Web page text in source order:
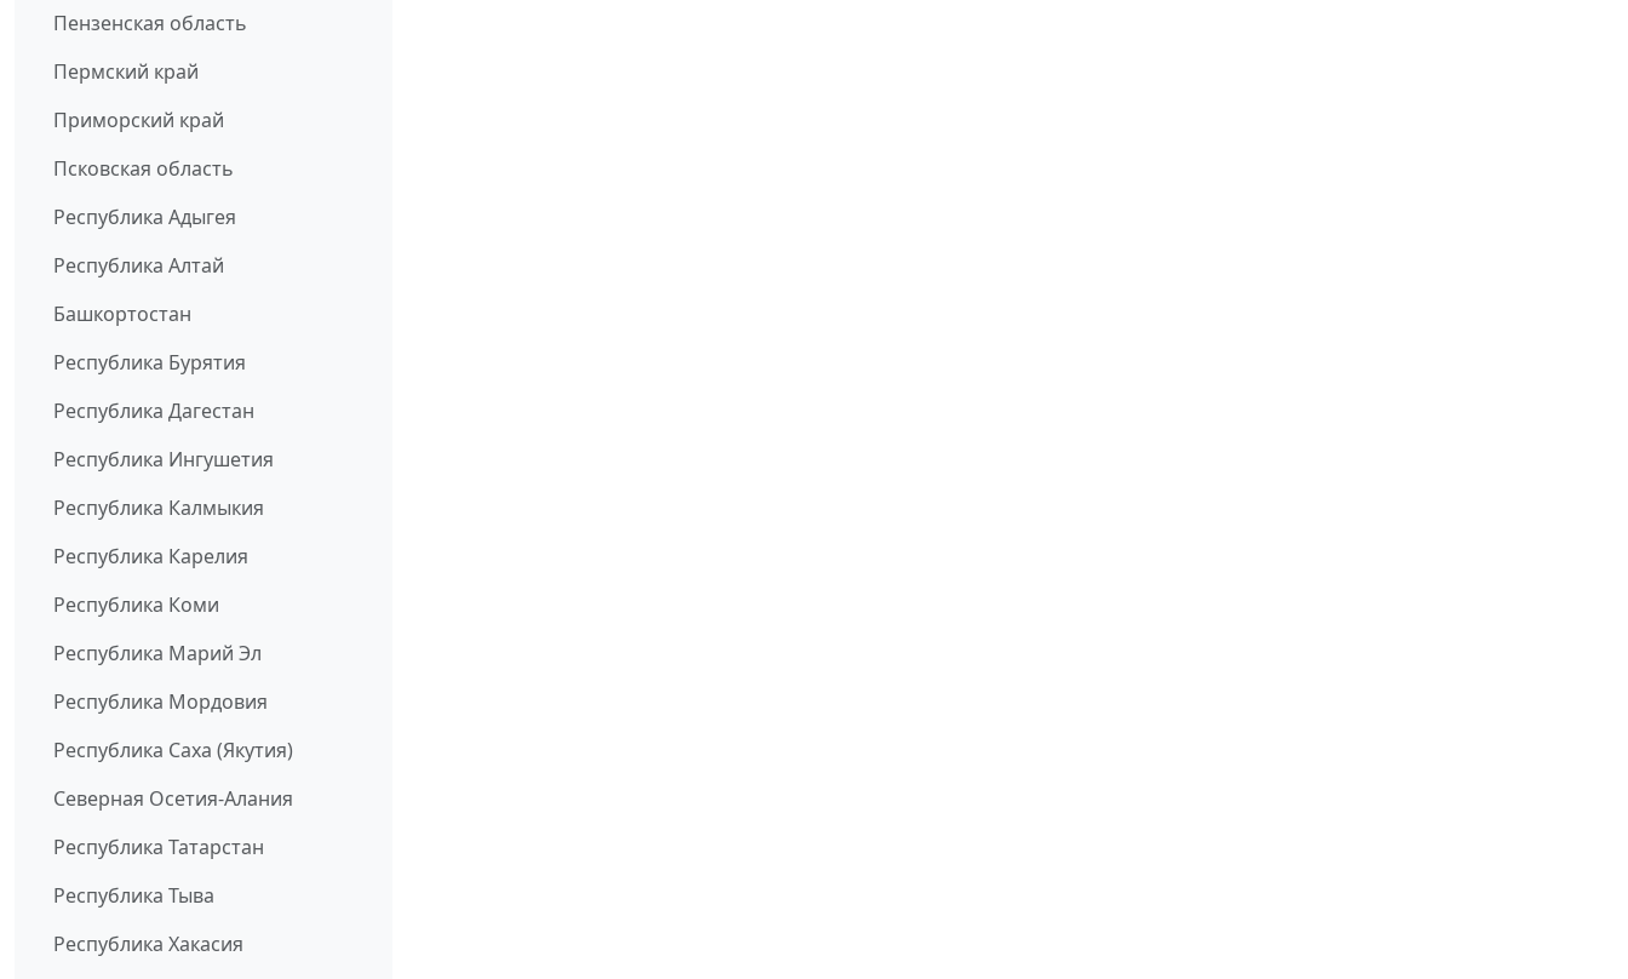
Пензенская область
Пермский край
Приморский край
Псковская область
Республика Адыгея
Республика Алтай
Башкортостан
Республика Бурятия
Республика Дагестан
Республика Ингушетия
Республика Калмыкия
Республика Карелия
Республика Коми
Республика Марий Эл
Республика Мордовия
Республика Саха (Якутия)
Северная Осетия-Алания
Республика Татарстан
Республика Тыва
Республика Хакасия